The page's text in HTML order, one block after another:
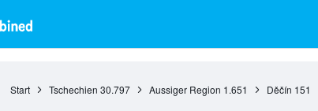
Start Tschechien 30.797 Aussiger Region 1.651 Děčín 151